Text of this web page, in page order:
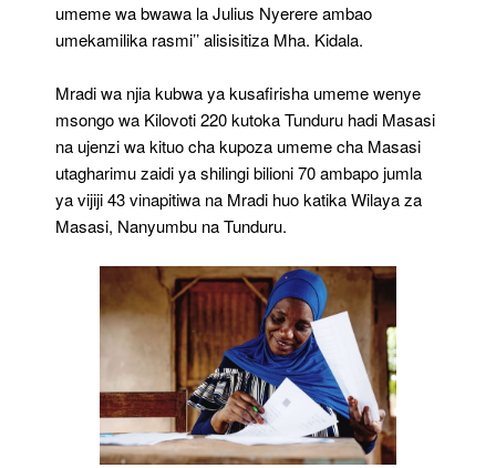
umeme wa bwawa la Julius Nyerere ambao
umekamilika rasmi’’ alisisitiza Mha. Kidala.
Mradi wa njia kubwa ya kusafirisha umeme wenye
msongo wa Kilovoti 220 kutoka Tunduru hadi Masasi
na ujenzi wa kituo cha kupoza umeme cha Masasi
utagharimu zaidi ya shilingi bilioni 70 ambapo jumla
ya vijiji 43 vinapitiwa na Mradi huo katika Wilaya za
Masasi, Nanyumbu na Tunduru.